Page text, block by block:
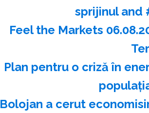
sprijinul and
Feel the Markets
Plan pentru o criză în
Bolojan a cerut